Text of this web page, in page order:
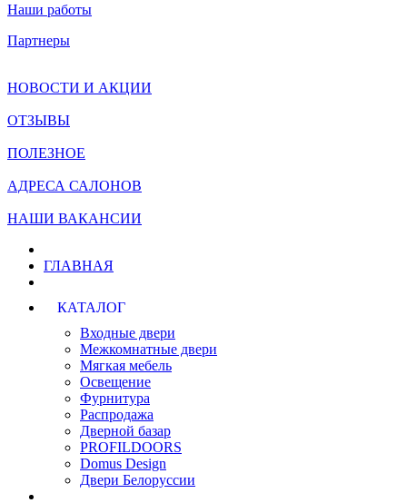
Наши работы
Партнеры
НОВОСТИ И АКЦИИ
ОТЗЫВЫ
ПОЛЕЗНОЕ
АДРЕСА САЛОНОВ
НАШИ ВАКАНСИИ
ГЛАВНАЯ
КАТАЛОГ
Входные двери
Межкомнатные двери
Мягкая мебель
Освещение
Фурнитура
Распродажа
Дверной базар
PROFILDOORS
Domus Design
Двери Белоруссии